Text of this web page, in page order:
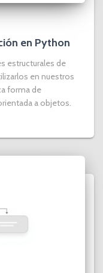
en Python
estructurales de
en nuestros
forma de
a objetos.